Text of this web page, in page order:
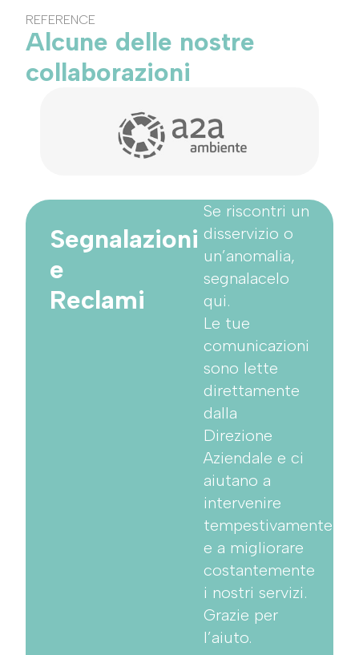
REFERENCE
Alcune delle nostre
collaborazioni
Segnalazioni
e
Reclami
Se riscontri un
disservizio o
un’anomalia,
segnalacelo
qui.
Le tue
comunicazioni
sono lette
direttamente
dalla
Direzione
Aziendale e ci
aiutano a
intervenire
tempestivamente
e a migliorare
costantemente
i nostri servizi.
Grazie per
l’aiuto.